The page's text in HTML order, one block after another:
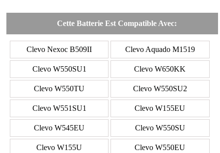
Cette Batterie Est Compatible Avec:
Clevo Nexoc B509II Clevo Aquado M1519
Clevo W550SU1 Clevo W650KK
Clevo W550TU Clevo W550SU2
Clevo W551SU1 Clevo W155EU
Clevo W545EU Clevo W550SU
Clevo W155U Clevo W550EU